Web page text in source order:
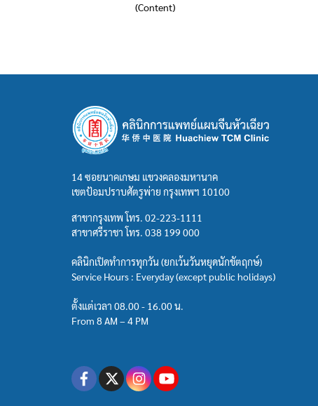
(Content)
14 ซอยนาคเกษม แขวงคลองมหานาค
เขตป้อมปราบศัตรูพ่าย กรุงเทพฯ 10100
สาขากรุงเทพ โทร. 02-223-1111
สาขาศรีราชา โทร. 038 199 000
คลินิกเปิดทำการทุกวัน (ยกเว้นวันหยุดนักขัตฤกษ์)
Service Hours : Everyday (except public holidays)
ตั้งแต่เวลา 08.00 - 16.00 น.
From 8 AM – 4 PM